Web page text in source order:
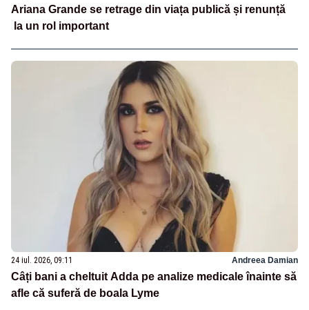
Ariana Grande se retrage din viața publică și renunță
la un rol important
24 iul. 2026, 09:11 Andreea Damian
Câți bani a cheltuit Adda pe analize medicale înainte să
afle că suferă de boala Lyme